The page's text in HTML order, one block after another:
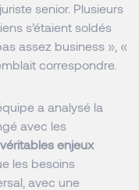
senior. Plusieurs
s’étaient soldés
assez business », «
correspondre.
a analysé la
avec les
véritables enjeux
les besoins
avec une